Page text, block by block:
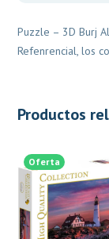
Puzzle – 3D Burj
Refenrencial, los
Productos
Oferta